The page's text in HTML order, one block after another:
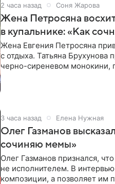
2 часа назад Соня Жарова
Жена Петросяна
в купальнике: «Как
Жена Евгения Петросяна
с отдыха. Татьяна Брухунова
черно-сиреневом монокини,
3 часа назад Елена Нужная
Олег Газманов
сочиняю мемы»
Олег Газманов признался,
не исполнителем. В
композиции, а позволяет им